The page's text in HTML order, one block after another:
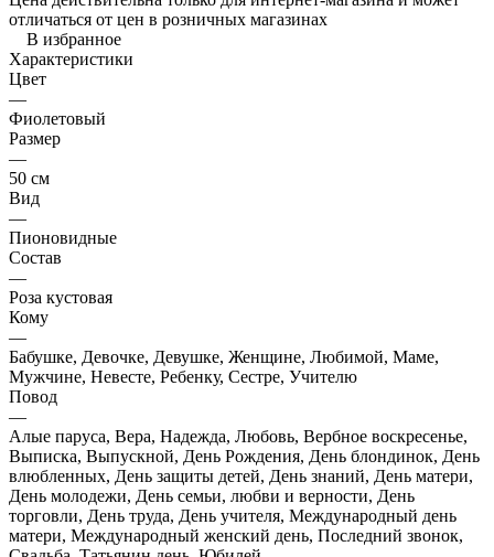
отличаться от цен в розничных магазинах
В избранное
Характеристики
Цвет
—
Фиолетовый
Размер
—
50 см
Вид
—
Пионовидные
Состав
—
Роза кустовая
Кому
—
Бабушке, Девочке, Девушке, Женщине, Любимой, Маме,
Мужчине, Невесте, Ребенку, Сестре, Учителю
Повод
—
Алые паруса, Вера, Надежда, Любовь, Вербное воскресенье,
Выписка, Выпускной, День Рождения, День блондинок, День
влюбленных, День защиты детей, День знаний, День матери,
День молодежи, День семьи, любви и верности, День
торговли, День труда, День учителя, Международный день
матери, Международный женский день, Последний звонок,